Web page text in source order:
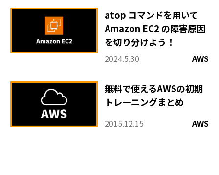
atop コマンドを用いて
Amazon EC2 の障害原因
を切り分けよう！
2024.5.30 AWS
無料で使えるAWSの初期
トレーニングまとめ
2015.12.15 AWS